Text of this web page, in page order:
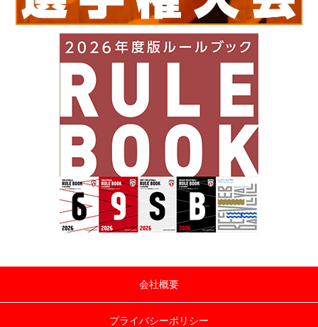
会社概要
プライバシーポリシー